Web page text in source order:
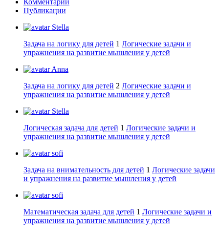
Комментарии
Публикации
Stella
Задача на логику для детей 1 Логические задачи и
упражнения на развитие мышления у детей
Anna
Задача на логику для детей 2 Логические задачи и
упражнения на развитие мышления у детей
Stella
Логическая задача для детей 1 Логические задачи и
упражнения на развитие мышления у детей
sofi
Задача на внимательность для детей 1 Логические задачи
и упражнения на развитие мышления у детей
sofi
Математическая задача для детей 1 Логические задачи и
упражнения на развитие мышления у детей